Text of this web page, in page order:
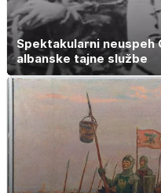
Spektakularni neuspeh
albanske tajne službe